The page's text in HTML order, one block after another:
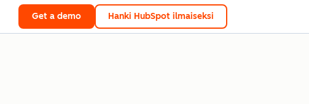
Get a demo Hanki HubSpot ilmaiseksi